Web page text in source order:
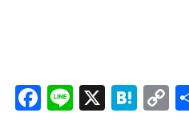
Facebook
LineX